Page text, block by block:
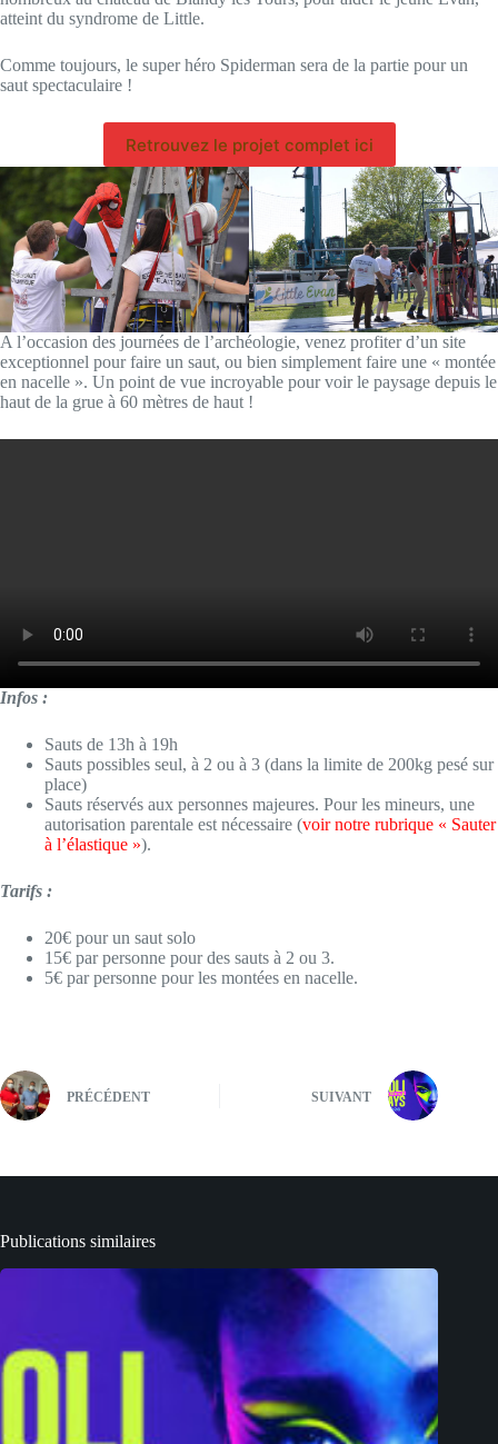
atteint du syndrome de Little.
Comme toujours, le super héro Spiderman sera de la partie pour un
saut spectaculaire !
Retrouvez le projet complet ici
A l’occasion des journées de l’archéologie, venez profiter d’un site
exceptionnel pour faire un saut, ou bien simplement faire une « montée
en nacelle ». Un point de vue incroyable pour voir le paysage depuis le
haut de la grue à 60 mètres de haut !
Infos :
Sauts de 13h à 19h
Sauts possibles seul, à 2 ou à 3 (dans la limite de 200kg pesé sur
place)
Sauts réservés aux personnes majeures. Pour les mineurs, une
autorisation parentale est nécessaire (voir notre rubrique « Sauter
à l’élastique »).
Tarifs :
20€ pour un saut solo
15€ par personne pour des sauts à 2 ou 3.
5€ par personne pour les montées en nacelle.
PRÉCÉDENT SUIVANT
Publications similaires